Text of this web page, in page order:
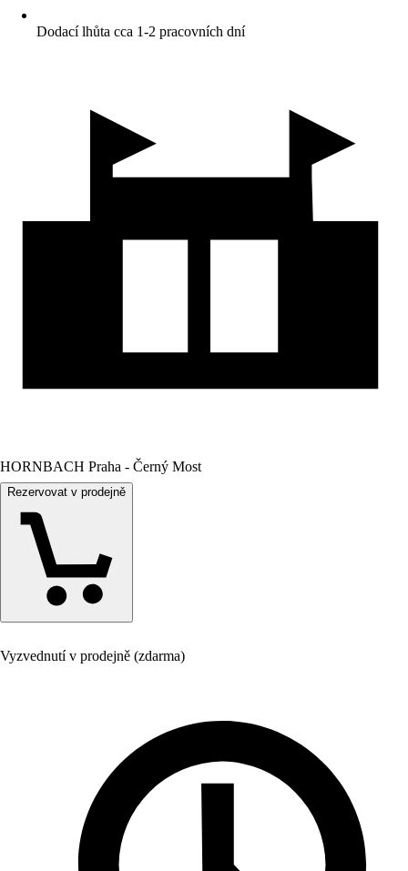
Dodací lhůta cca 1-2 pracovních dní
HORNBACH Praha - Černý Most
Rezervovat v prodejně
Vyzvednutí v prodejně (zdarma)